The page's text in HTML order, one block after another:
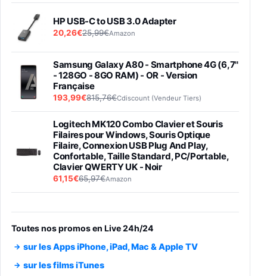
HP USB-C to USB 3.0 Adapter
20,26€25,99€Amazon
Samsung Galaxy A80 - Smartphone 4G (6,7''
- 128GO - 8GO RAM) - OR - Version
Française
193,99€815,76€Cdiscount (Vendeur Tiers)
Logitech MK120 Combo Clavier et Souris
Filaires pour Windows, Souris Optique
Filaire, Connexion USB Plug And Play,
Confortable, Taille Standard, PC/Portable,
Clavier QWERTY UK - Noir
61,15€65,97€Amazon
entraénement direct 3 vitesses (33-45-78
trs/min) avec pre-ampli intégré et port USB
Smartphone SAMSUNG Galaxy S26 Ultra
Toutes nos promos en Live 24h/24
sur les Apps iPhone, iPad, Mac & Apple TV
sur les films iTunes